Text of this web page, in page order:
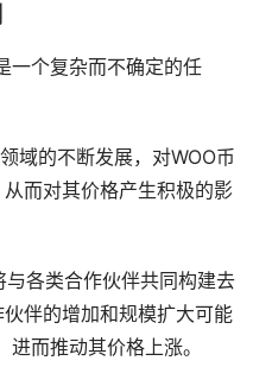
一个复杂而不确定的任
域的不断发展，对WOO币
而对其价格产生积极的影
各类合作伙伴共同构建去
伴的增加和规模扩大可能
而推动其价格上涨。